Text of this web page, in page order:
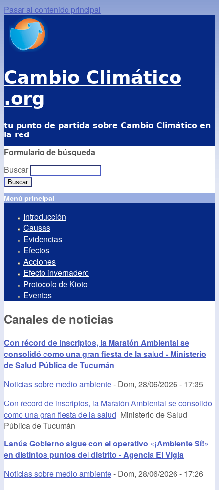
Pasar al contenido principal
Cambio Climático
.org
tu punto de partida sobre Cambio Climático en
la red
Formulario de búsqueda
Buscar
Menú principal
Introducción
Causas
Evidencias
Efectos
Acciones
Efecto invernadero
Protocolo de Kioto
Eventos
Canales de noticias
Con récord de inscriptos, la Maratón Ambiental se
consolidó como una gran fiesta de la salud - Ministerio
de Salud Pública de Tucumán
Noticias sobre medio ambiente- Dom, 28/06/2026 - 17:35
Con récord de inscriptos, la Maratón Ambiental se consolidó
como una gran fiesta de la salud Ministerio de Salud
Pública de Tucumán
Lanús Gobierno sigue con el operativo «¡Ambiente Sí!»
en distintos puntos del distrito - Agencia El Vigia
Noticias sobre medio ambiente- Dom, 28/06/2026 - 17:26